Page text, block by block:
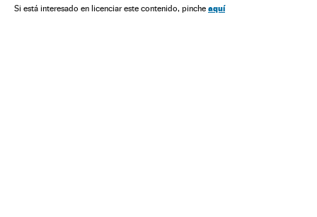
Si está interesado en licenciar este contenido, pinche aquí